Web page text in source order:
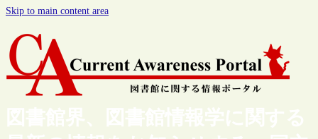
Skip to main content area
図書館界、図書館情報学に関する